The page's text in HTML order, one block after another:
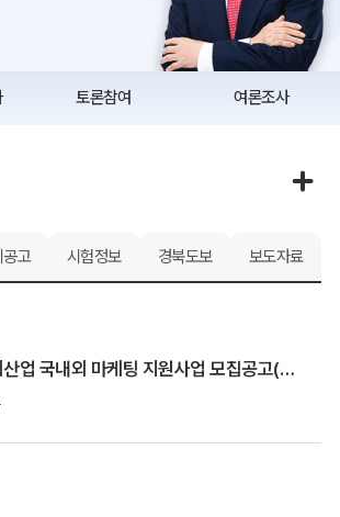
토론참여 여론조사
고 시험정보 경북도보 보도자료
2026년 K-뷰티산업 국내외 마케팅 지원사업 모집공고(말레이시아&우즈베키스탄 공동관)